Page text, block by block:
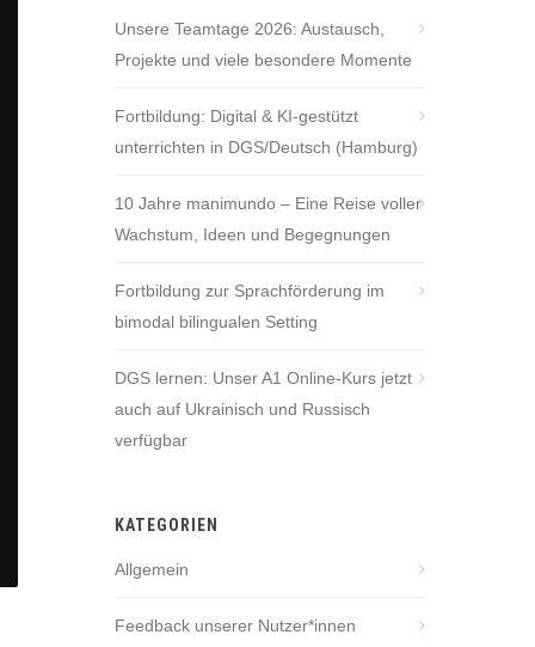
Unsere Teamtage 2026: Austausch,
Projekte und viele besondere Momente
Fortbildung: Digital & KI-gestützt
unterrichten in DGS/Deutsch (Hamburg)
10 Jahre manimundo – Eine Reise voller
Wachstum, Ideen und Begegnungen
Fortbildung zur Sprachförderung im
bimodal bilingualen Setting
DGS lernen: Unser A1 Online-Kurs jetzt
auch auf Ukrainisch und Russisch
verfügbar
KATEGORIEN
Allgemein
Feedback unserer Nutzer*innen